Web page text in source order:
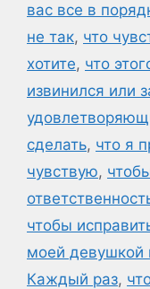
вас все в
не так, что
хотите, что
извинился или
сделать, что я
чувствую,
чтобы
моей девушкой
Каждый раз,